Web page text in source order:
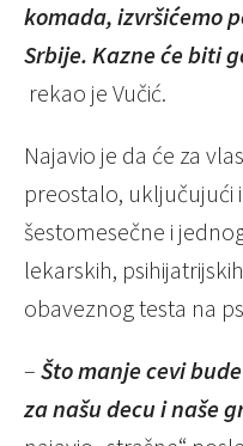
komada, izvršićemo
Srbije. Kazne će biti
rekao je Vučić.
Najavio je da će za
preostalo, uključujući
šestomesečne i
lekarskih,
obaveznog testa na
– Što manje cevi
za našu decu i naše